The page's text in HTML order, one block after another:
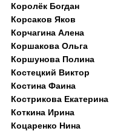
Королёк Богдан
Корсаков Яков
Корчагина Алена
Коршакова Ольга
Коршунова Полина
Костецкий Виктор
Костина Фаина
Кострикова Екатерина
Коткина Ирина
Коцаренко Нина